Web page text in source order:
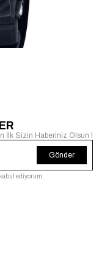
İlk Sizin Haberiniz Olsun !
Gönder
ediyorum.